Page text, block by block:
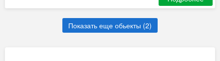
Показать еще обьекты (2)